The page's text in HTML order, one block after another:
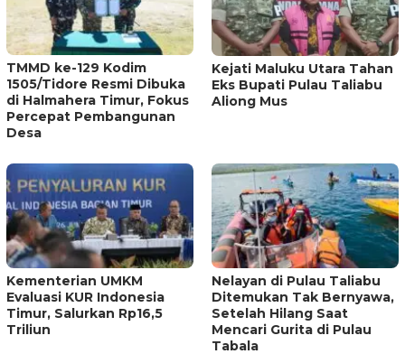
TMMD ke-129 Kodim
1505/Tidore Resmi Dibuka
di Halmahera Timur, Fokus
Percepat Pembangunan
Desa
Kejati Maluku Utara Tahan
Eks Bupati Pulau Taliabu
Aliong Mus
Kementerian UMKM
Evaluasi KUR Indonesia
Timur, Salurkan Rp16,5
Triliun
Nelayan di Pulau Taliabu
Ditemukan Tak Bernyawa,
Setelah Hilang Saat
Mencari Gurita di Pulau
Tabala